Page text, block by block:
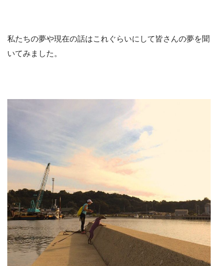
私たちの夢や現在の話はこれぐらいにして皆さんの夢を聞
いてみました。